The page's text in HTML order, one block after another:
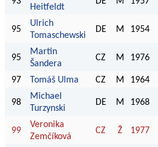
Heitfeldt
95
Ulrich
Tomaschewski
DE M 1954
95
Martin
Šandera
CZ M 1976
97 Tomáš Ulma CZ M 1964
98
Michael
Turzynski
DE M 1968
99
Veronika
Zemčíková
CZ Ž 1977